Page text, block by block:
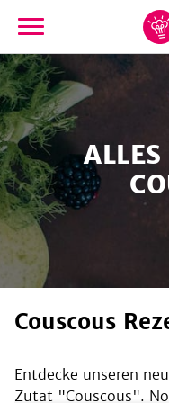
zur
Couscous
Entdecke unseren
Zutat "Couscous".